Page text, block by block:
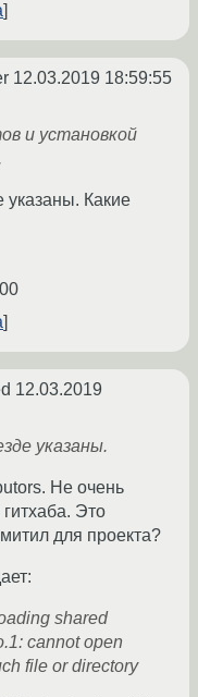
12.03.2019 18:59:55
и установкой
указаны. Какие
12.03.2019
указаны.
Не очень
Это
для проекта?
shared
cannot open
file or directory